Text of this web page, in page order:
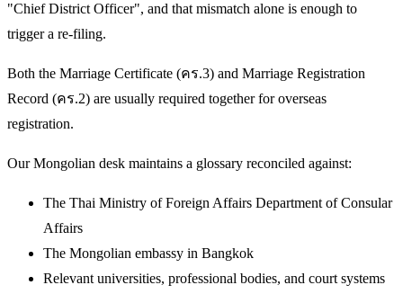
"Chief District Officer", and that mismatch alone is enough to
trigger a re-filing.
Both the Marriage Certificate (คร.3) and Marriage Registration
Record (คร.2) are usually required together for overseas
registration.
Our Mongolian desk maintains a glossary reconciled against:
The Thai Ministry of Foreign Affairs Department of Consular
Affairs
The Mongolian embassy in Bangkok
Relevant universities, professional bodies, and court systems